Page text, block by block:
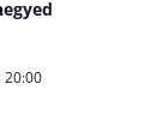
20:00